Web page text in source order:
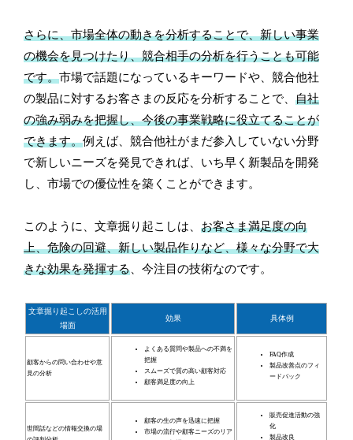
さらに、市場全体の動きを分析することで、新しい事業
の機会を見つけたり、競合相手の分析を行うことも可能
です。市場で話題になっているキーワードや、競合他社
の製品に対するお客さまの反応を分析することで、自社
の強み弱みを把握し、今後の事業戦略に役立てることが
できます。例えば、競合他社がまだ参入していない分野
で新しいニーズを発見できれば、いち早く新製品を開発
し、市場での優位性を築くことができます。
このように、文章掘り起こしは、お客さま満足度の向
上、危険の回避、新しい製品作りなど、様々な分野で大
きな効果を発揮する 、今注目の技術なのです。
文章掘り起こしの活用
場面
効果 具体例
顧客からの問い合わせや意
見の分析
よくある質問や製品への不満を
把握
スムーズで質の高い顧客対応
顧客満足度の向上
FAQ作成
製品改善点のフィ
ードバック
世間話などの情報交換の場
顧客の生の声を迅速に把握
市場の流行や顧客ニーズのリア
販売促進活動の強
化
製品改良